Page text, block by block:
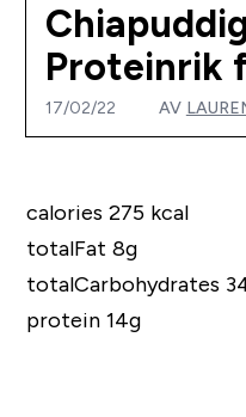
Proteinrik
17/02/22 AV
calories 275 kcal
totalFat 8g
totalCarbohydrates
protein 14g